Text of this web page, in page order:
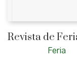
Revista de
Feria